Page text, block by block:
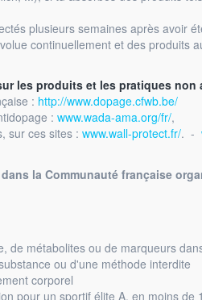
plusieurs semaines après avoir
continuellement et des produits
les produits et les pratiques non
: http://www.dopage.cfwb.be/
: www.wada-ama.org/fr/,
sur ces sites : www.wall-protect.fr/. -
la Communauté française
de métabolites ou de marqueurs
ou d'une méthode interdite
corporel
pour un sportif élite A, en moins de